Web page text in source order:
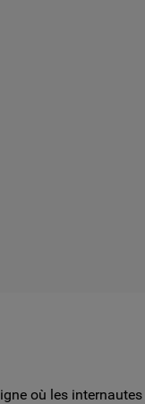
où les